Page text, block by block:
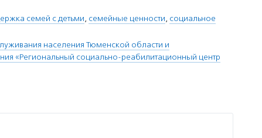
семей с детьми, семейные ценности, социальное
населения Тюменской области и
«Региональный социально-реабилитационный центр